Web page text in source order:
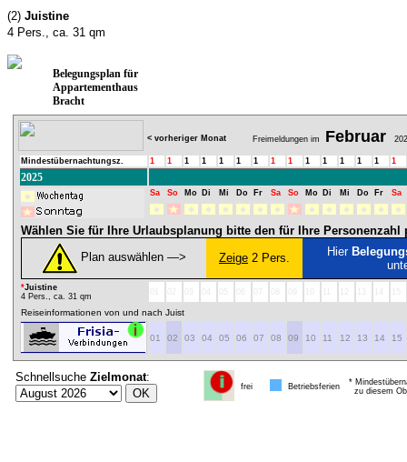
(2) Juistine
4 Pers., ca. 31 qm
Belegungsplan für
Appartementhaus
Bracht
< vorheriger Monat Freimeldungen im Februar
Mindestübernachtungsz. 1 1 1 1 1 1 1 1 1 1 1 1 1 1 1
2025
Sa So Mo Di Mi Do Fr Sa So Mo Di Mi Do Fr Sa
Wählen Sie für Ihre Urlaubsplanung bitte den für Ihre Personenzahl
Plan auswählen ―>
Zeige 2 Pers. Hier
*Juistine
4 Pers., ca. 31 qm
Reiseinformationen von und nach Juist
01 02 03 04 05 06 07 08 09 10 11 12 13 14 15
Schnellsuche Zielmonat:
frei Betriebsferien
*
zu diesem